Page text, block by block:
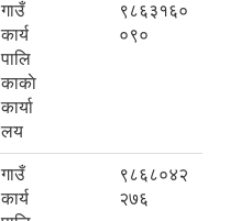
गाउँ
कार्य
पालि
काकाे
कार्या
लय
९८६३१६०
०९०
गाउँ
कार्य
९८६८०४२
२७६